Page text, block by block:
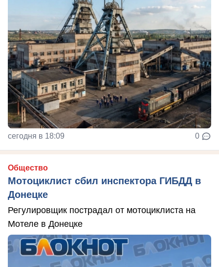
сегодня в 18:09 0
Общество
Мотоциклист сбил инспектора ГИБДД в
Донецке
Регулировщик пострадал от мотоциклиста на
Мотеле в Донецке